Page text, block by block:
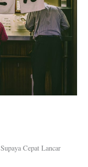
Cepat Lancar